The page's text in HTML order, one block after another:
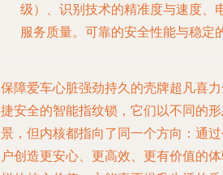
级）、识别技术的精准度与速度、
服务质量。可靠的安全性能与稳定
障爱车心脏强劲持久的壳牌超凡喜
安全的智能指纹锁，它们以不同的
，但内核都指向了同一个方向：通
创造更安心、更高效、更有价值的